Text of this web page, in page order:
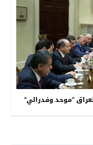
لعراق “موحد وفدرالي”